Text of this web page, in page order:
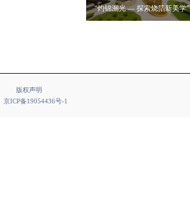
版权声明
京ICP备19054436号-1